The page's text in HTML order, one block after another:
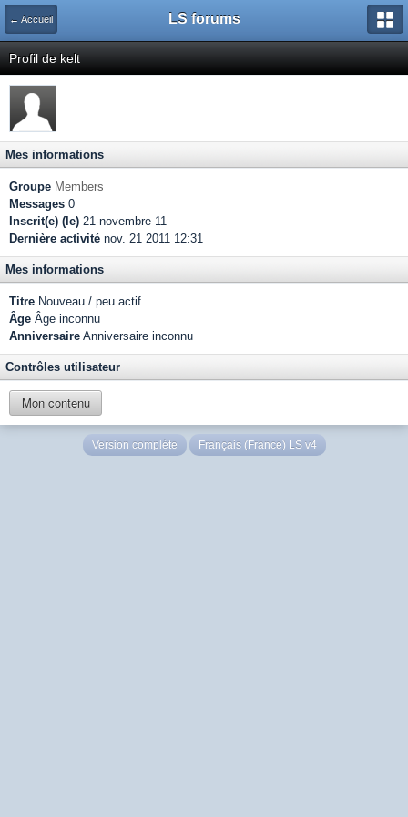
← Accueil LS forums
Profil de kelt
Mes informations
Groupe Members
Messages 0
Inscrit(e) (le) 21-novembre 11
Dernière activité nov. 21 2011 12:31
Mes informations
Titre Nouveau / peu actif
Âge Âge inconnu
Anniversaire Anniversaire inconnu
Contrôles utilisateur
Mon contenu
Version complète Français (France) LS v4